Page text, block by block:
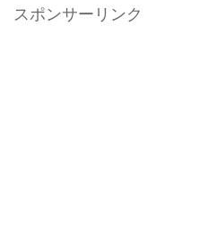
スポンサーリンク